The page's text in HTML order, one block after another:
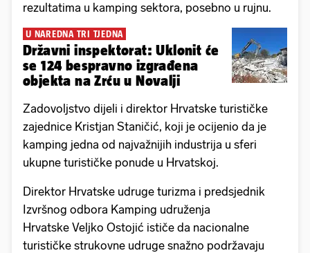
rezultatima u kamping sektora, posebno u rujnu.
U NAREDNA TRI TJEDNA
Državni inspektorat: Uklonit će
se 124 bespravno izgrađena
objekta na Zrću u Novalji
Zadovoljstvo dijeli i direktor Hrvatske turističke
zajednice Kristjan Staničić, koji je ocijenio da je
kamping jedna od najvažnijih industrija u sferi
ukupne turističke ponude u Hrvatskoj.
Direktor Hrvatske udruge turizma i predsjednik
Izvršnog odbora Kamping udruženja
Hrvatske Veljko Ostojić ističe da nacionalne
turističke strukovne udruge snažno podržavaju